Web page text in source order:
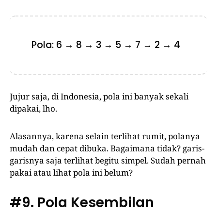
Pola: 6 → 8 → 3 → 5 → 7 → 2 → 4
Jujur saja, di Indonesia, pola ini banyak sekali
dipakai, lho.
Alasannya, karena selain terlihat rumit, polanya
mudah dan cepat dibuka. Bagaimana tidak? garis-
garisnya saja terlihat begitu simpel. Sudah pernah
pakai atau lihat pola ini belum?
#9. Pola Kesembilan